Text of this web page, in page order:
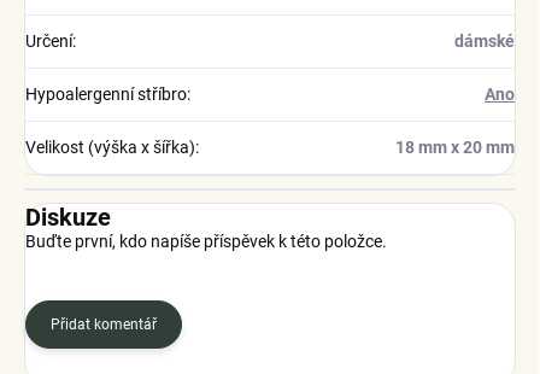
Určení: dámské
Hypoalergenní stříbro: Ano
Velikost (výška x šířka): 18 mm x 20 mm
Diskuze
Buďte první, kdo napíše příspěvek k této položce.
Přidat komentář